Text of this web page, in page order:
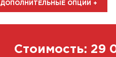
ДОПОЛНИТЕЛЬНЫЕ ОПЦИИ +
Стоимость: 29